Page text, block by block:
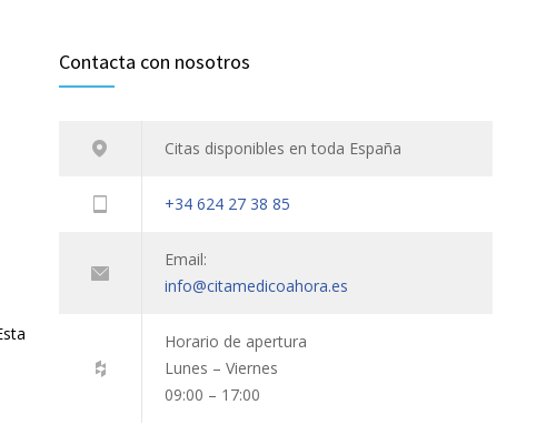
Contacta con nosotros
Citas disponibles en toda España
+34 624 27 38 85
Email:
info@citamedicoahora.es
Horario de apertura
Lunes – Viernes
09:00 – 17:00